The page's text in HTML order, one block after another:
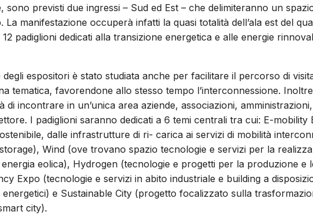
sono previsti due ingressi – Sud ed Est – che delimiteranno un
La manifestazione occuperà infatti la quasi totalità dell’ala est del
padiglioni dedicati alla transizione energetica e alle energie
espositori è stato studiata anche per facilitare il percorso di
tematica, favorendone allo stesso tempo l’interconnessione.
incontrare in un’unica area aziende, associazioni,
I padiglioni saranno dedicati a 6 temi centrali tra cui: E-mobility
dalle infrastrutture di ri- carica ai servizi di mobilità
Wind (ove trovano spazio tecnologie e servizi per la
eolica), Hydrogen (tecnologie e progetti per la produzione e
Expo (tecnologie e servizi in abito industriale e building a
e Sustainable City (progetto focalizzato sulla
city).